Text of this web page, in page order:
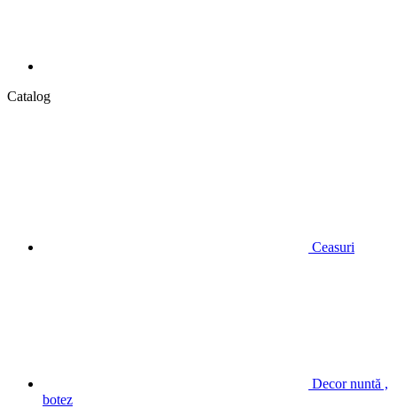
Catalog
Ceasuri
Decor nuntă ,
botez